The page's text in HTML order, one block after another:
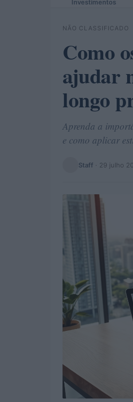
Investimentos
NÃO CLASSIFICADO
Como
ajudar
longo
Aprenda a
e como aplicar
Staff · 29 julho